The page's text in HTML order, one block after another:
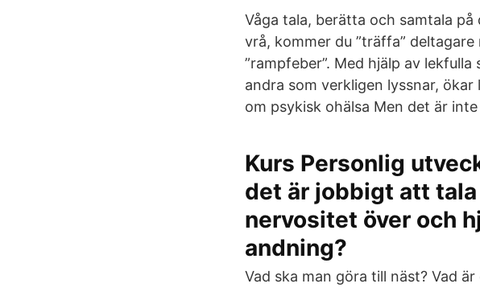
Våga tala, berätta och samtala
vrå, kommer du ”träffa”
”rampfeber”. Med hjälp av
andra som verkligen lyssnar,
om psykisk ohälsa Men det är
Kurs Personlig
det är jobbigt att
nervositet över och
andning?
Vad ska man göra till näst? Vad